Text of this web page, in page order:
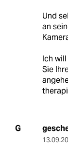
Und
an
Ich
Sie
G